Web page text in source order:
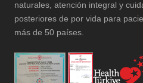
naturales, atención integral y
posteriores de por vida para
más de 50 países.